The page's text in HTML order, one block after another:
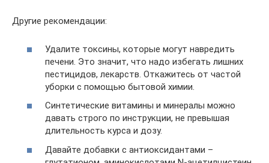
Другие рекомендации:
Удалите токсины, которые могут навредить
печени. Это значит, что надо избегать лишних
пестицидов, лекарств. Откажитесь от частой
уборки с помощью бытовой химии.
Синтетические витамины и минералы можно
давать строго по инструкции, не превышая
длительность курса и дозу.
Давайте добавки с антиоксидантами –